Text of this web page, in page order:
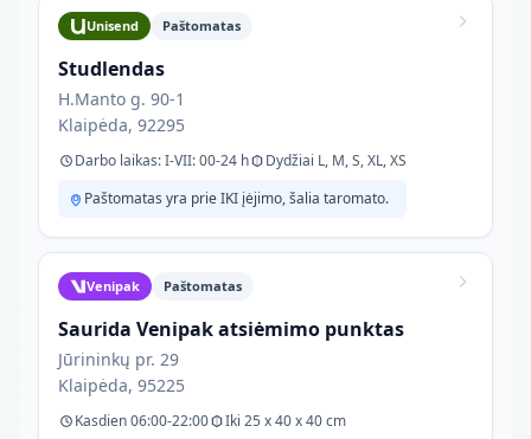
Unisend Paštomatas
Studlendas
H.Manto g. 90-1
Klaipėda, 92295
Darbo laikas: I-VII: 00-24 h
Dydžiai L, M, S, XL, XS
Paštomatas yra prie IKI įėjimo, šalia taromato.
Venipak Paštomatas
Saurida Venipak atsiėmimo punktas
Jūrininkų pr. 29
Klaipėda, 95225
Kasdien 06:00-22:00 Iki 25 x 40 x 40 cm